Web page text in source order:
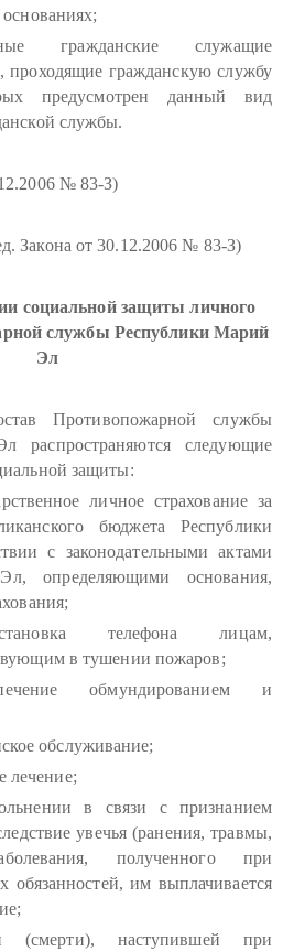
гражданские служащие
гражданскую службу
предусмотрен данный вид
службы.
№ 83-З)
Закона от 30.12.2006 № 83-З)
социальной защиты личного
службы Республики Марий
Эл
Противопожарной службы
распространяются следующие
защиты:
личное страхование за
бюджета Республики
с законодательными актами
определяющими основания,
телефона лицам,
в тушении пожаров;
обмундированием и
обслуживание;
лечение;
в связи с признанием
увечья (ранения, травмы,
полученного при
обязанностей, им выплачивается
(смерти), наступившей при